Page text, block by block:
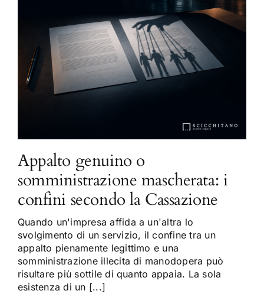
Appalto genuino o
somministrazione mascherata: i
confini secondo la Cassazione
Quando un'impresa affida a un'altra lo
svolgimento di un servizio, il confine tra un
appalto pienamente legittimo e una
somministrazione illecita di manodopera può
risultare più sottile di quanto appaia. La sola
esistenza di un [...]